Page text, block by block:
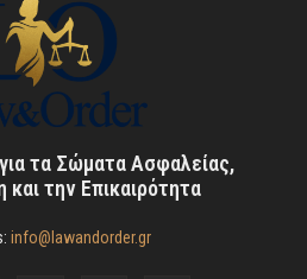
για τα Σώματα Ασφαλείας,
και την Επικαιρότητα
info@lawandorder.gr